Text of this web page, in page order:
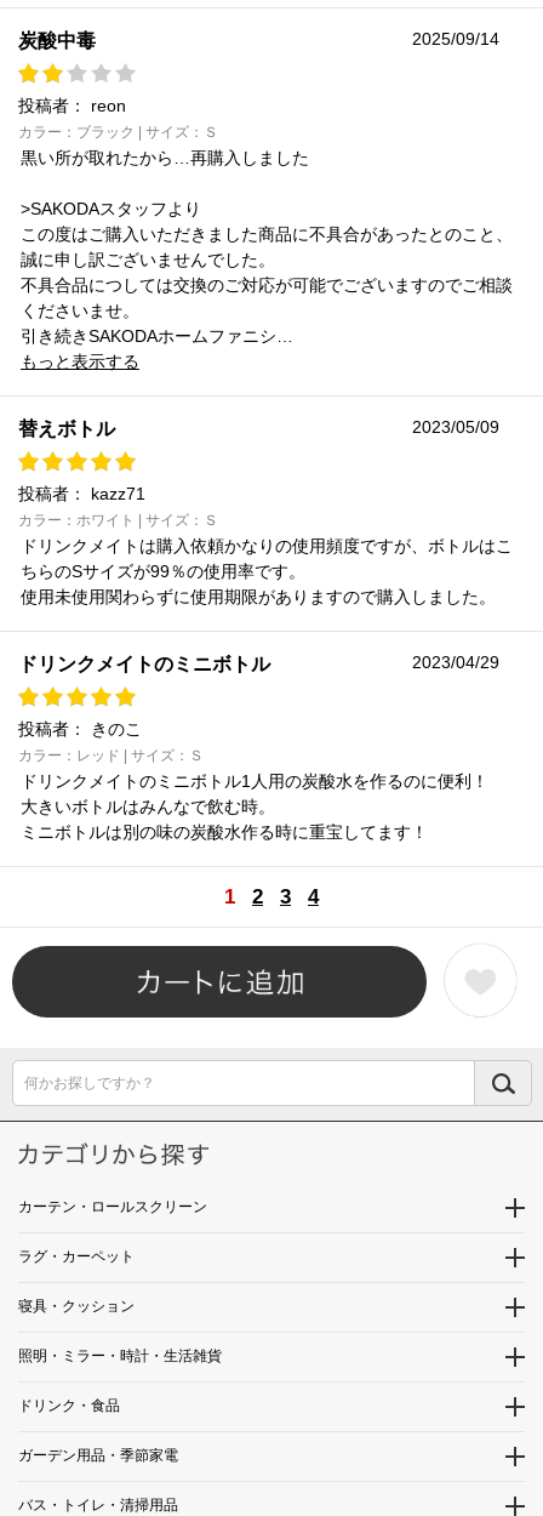
炭酸中毒 2025/09/14
投稿者： reon
カラー：ブラック | サイズ：Ｓ
黒い所が取れたから…再購入しました
>SAKODAスタッフより
この度はご購入いただきました商品に不具合があったとのこと、
誠に申し訳ございませんでした。
不具合品につしては交換のご対応が可能でございますのでご相談
くださいませ。
引き続きSAKODAホームファニシ…
もっと表示する
替えボトル 2023/05/09
投稿者： kazz71
カラー：ホワイト | サイズ：Ｓ
ドリンクメイトは購入依頼かなりの使用頻度ですが、ボトルはこ
ちらのSサイズが99％の使用率です。
使用未使用関わらずに使用期限がありますので購入しました。
ドリンクメイトのミニボトル 2023/04/29
投稿者： きのこ
カラー：レッド | サイズ：Ｓ
ドリンクメイトのミニボトル1人用の炭酸水を作るのに便利！
大きいボトルはみんなで飲む時。
ミニボトルは別の味の炭酸水作る時に重宝してます！
1 2 3 4
何かお探しですか？
カーテン・ロールスクリーン
ラグ・カーペット
寝具・クッション
照明・ミラー・時計・生活雑貨
ドリンク・食品
ガーデン用品・季節家電
バス・トイレ・清掃用品